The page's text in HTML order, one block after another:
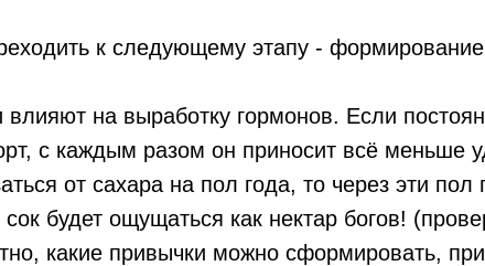
к следующему этапу -
на выработку гормонов. Если
с каждым разом он приносит всё меньше
от сахара на пол года, то через эти
будет ощущаться как нектар богов!
какие привычки можно сформировать,